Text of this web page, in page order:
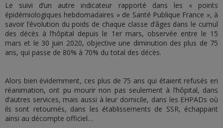
Le suivi d’un autre indicateur rapporté dans les « points
épidémiologiques hebdomadaires » de Santé Publique France », à
savoir l’évolution du poids de chaque classe d’âges dans le cumul
des décès à l’hôpital depuis le 1er mars, observée entre le 15
mars et le 30 juin 2020, objective une diminution des plus de 75
ans, qui passe de 80% à 70% du total des décès.
Alors bien évidemment, ces plus de 75 ans qui étaient refusés en
réanimation, ont pu mourir non pas seulement à l’hôpital, dans
d’autres services, mais aussi à leur domicile, dans les EHPADs où
ils sont retournés, dans les établissements de SSR, échappant
ainsi au décompte officiel…